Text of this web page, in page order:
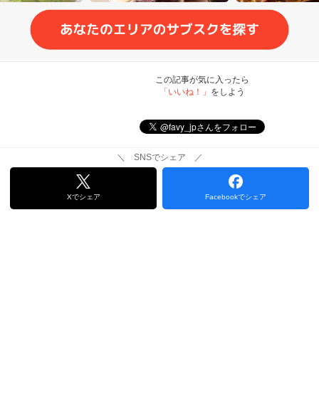
この記事が気に入ったら
「いいね！」 をしよう
＼ SNSでシェア ／
Xでシェア Facebookでシェア